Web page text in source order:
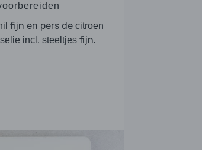
fijn en pers de citroen
incl. steeltjes fijn.